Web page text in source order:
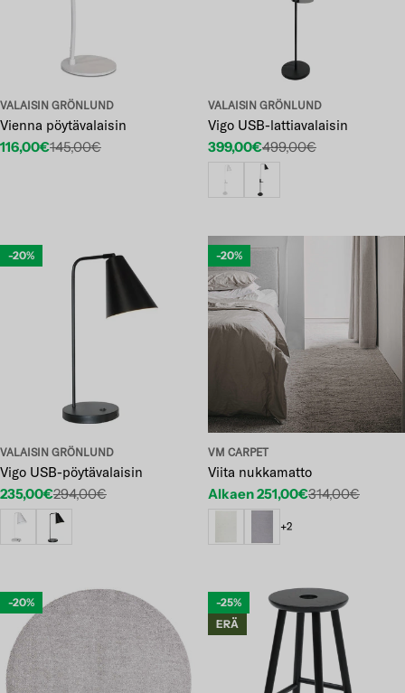
VALAISIN GRÖNLUND
Vienna pöytävalaisin
Etuhinta
116,00€
Normaalihinta
145,00€
VALAISIN GRÖNLUND
Vigo USB-lattiavalaisin
Etuhinta
399,00€
Normaalihinta
499,00€
-20%
VALAISIN GRÖNLUND
Vigo USB-pöytävalaisin
Etuhinta
235,00€
Normaalihinta
294,00€
-20%
VM CARPET
Viita nukkamatto
Etuhinta
Alkaen 251,00€
Normaalihinta 314,00€
+2
-20%
-25%
ERÄ